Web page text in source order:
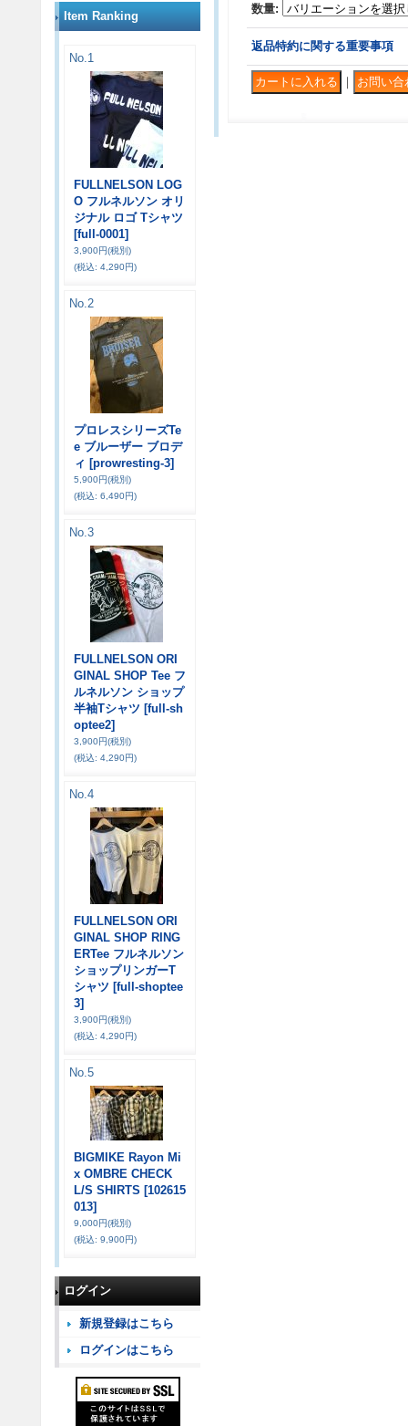
Item Ranking
No.1
FULLNELSON LOG
O フルネルソン オリ
ジナル ロゴ Tシャツ
[full-0001]
3,900円(税別)
(税込: 4,290円)
No.2
プロレスシリーズTe
e ブルーザー ブロデ
ィ [prowresting-3]
5,900円(税別)
(税込: 6,490円)
No.3
FULLNELSON ORI
GINAL SHOP Tee フ
ルネルソン ショップ
半袖Tシャツ [full-sh
optee2]
3,900円(税別)
(税込: 4,290円)
No.4
FULLNELSON ORI
GINAL SHOP RING
ERTee フルネルソン
ショップリンガーT
シャツ [full-shoptee
3]
3,900円(税別)
(税込: 4,290円)
No.5
BIGMIKE Rayon Mi
x OMBRE CHECK
L/S SHIRTS [102615
013]
9,000円(税別)
(税込: 9,900円)
ログイン
新規登録はこちら
ログインはこちら
数量:
返品特約に関する重要事項
｜